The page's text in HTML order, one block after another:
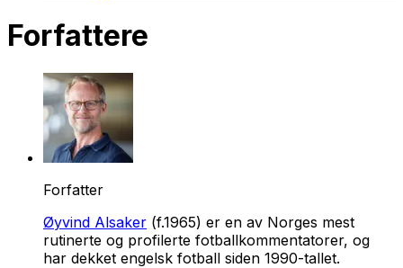
Forfattere
Forfatter
Øyvind Alsaker (f.1965) er en av Norges mest
rutinerte og profilerte fotballkommentatorer, og
har dekket engelsk fotball siden 1990-tallet.